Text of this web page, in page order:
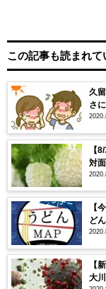
この記事も読まれて
久
さに
【
対
【
ど
【
大